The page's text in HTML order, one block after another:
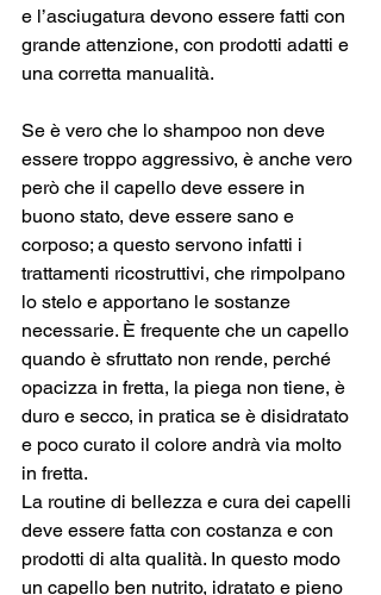
e l’asciugatura devono essere fatti con
grande attenzione, con prodotti adatti e
una corretta manualità.
Se è vero che lo shampoo non deve
essere troppo aggressivo, è anche vero
però che il capello deve essere in
buono stato, deve essere sano e
corposo; a questo servono infatti i
trattamenti ricostruttivi, che rimpolpano
lo stelo e apportano le sostanze
necessarie. È frequente che un capello
quando è sfruttato non rende, perché
opacizza in fretta, la piega non tiene, è
duro e secco, in pratica se è disidratato
e poco curato il colore andrà via molto
in fretta.
La routine di bellezza e cura dei capelli
deve essere fatta con costanza e con
prodotti di alta qualità. In questo modo
un capello ben nutrito, idratato e pieno